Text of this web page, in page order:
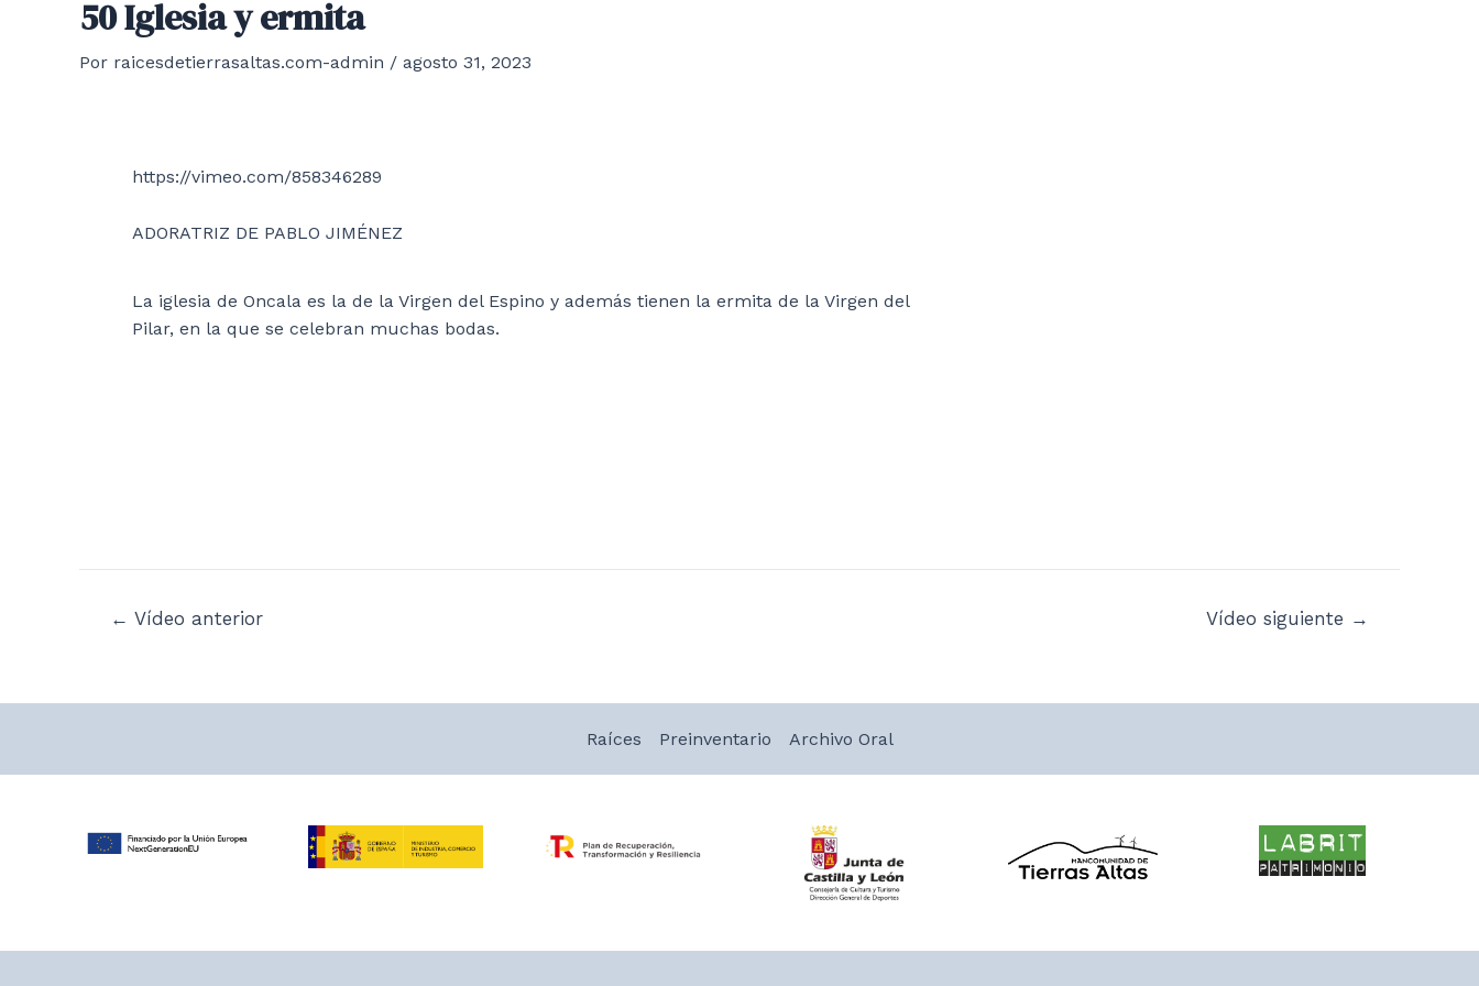
50 Iglesia y ermita
Por raicesdetierrasaltas.com-admin / agosto 31, 2023
https://vimeo.com/858346289
ADORATRIZ DE PABLO JIMÉNEZ
La iglesia de Oncala es la de la Virgen del Espino y además tienen la ermita de la Virgen del
Pilar, en la que se celebran muchas bodas.
Navegación
← Vídeo anterior Vídeo siguiente →
Raíces Preinventario Archivo Oral